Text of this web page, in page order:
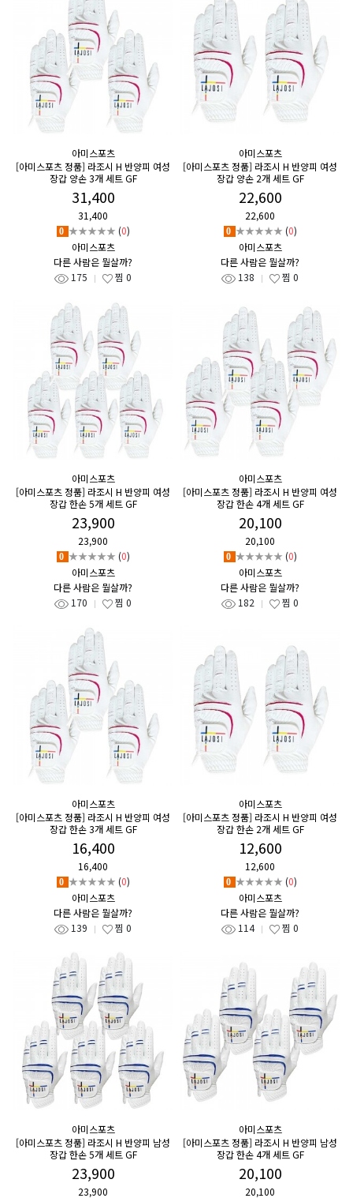
아미스포츠
[아미스포츠 정품] 라조시 H 반양피 여성
장갑 양손 3개 세트 GF
31,400
31,400
0 ★★★★★ (0)
아미스포츠
다른 사람은 뭘살까?
175
찜 0
아미스포츠
[아미스포츠 정품] 라조시 H 반양피 여성
장갑 양손 2개 세트 GF
22,600
22,600
0 ★★★★★ (0)
아미스포츠
다른 사람은 뭘살까?
138
찜 0
아미스포츠
[아미스포츠 정품] 라조시 H 반양피 여성
장갑 한손 5개 세트 GF
23,900
23,900
0 ★★★★★ (0)
아미스포츠
다른 사람은 뭘살까?
170
찜 0
아미스포츠
[아미스포츠 정품] 라조시 H 반양피 여성
장갑 한손 4개 세트 GF
20,100
20,100
0 ★★★★★ (0)
아미스포츠
다른 사람은 뭘살까?
182
찜 0
아미스포츠
[아미스포츠 정품] 라조시 H 반양피 여성
장갑 한손 3개 세트 GF
16,400
16,400
0 ★★★★★ (0)
아미스포츠
다른 사람은 뭘살까?
139
찜 0
아미스포츠
[아미스포츠 정품] 라조시 H 반양피 여성
장갑 한손 2개 세트 GF
12,600
12,600
0 ★★★★★ (0)
아미스포츠
다른 사람은 뭘살까?
114
찜 0
아미스포츠
[아미스포츠 정품] 라조시 H 반양피 남성
장갑 한손 5개 세트 GF
23,900
23,900
아미스포츠
[아미스포츠 정품] 라조시 H 반양피 남성
장갑 한손 4개 세트 GF
20,100
20,100